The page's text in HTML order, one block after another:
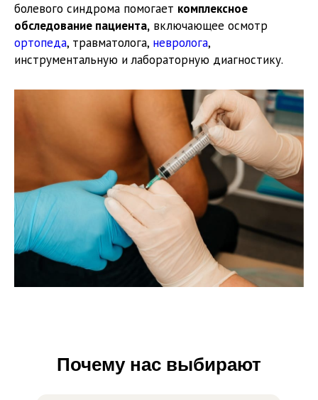
болевого синдрома помогает комплексное
обследование пациента, включающее осмотр
ортопеда, травматолога, невролога,
инструментальную и лабораторную диагностику.
Почему нас выбирают